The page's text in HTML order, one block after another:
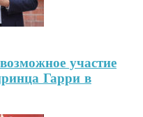
участие
Гарри в